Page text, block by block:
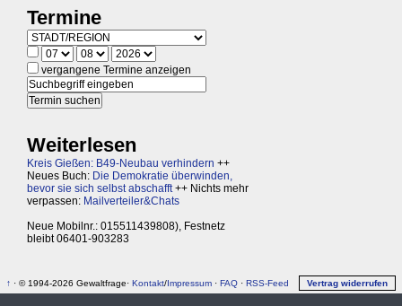
Termine
vergangene Termine anzeigen
Weiterlesen
Kreis Gießen: B49-Neubau verhindern ++
Neues Buch: Die Demokratie überwinden,
bevor sie sich selbst abschafft++ Nichts mehr
verpassen: Mailverteiler&Chats
Neue Mobilnr.: 015511439808), Festnetz
bleibt 06401-903283
↑ · © 1994-2026 Gewaltfrage· Kontakt/Impressum · FAQ · RSS-Feed Vertrag widerrufen